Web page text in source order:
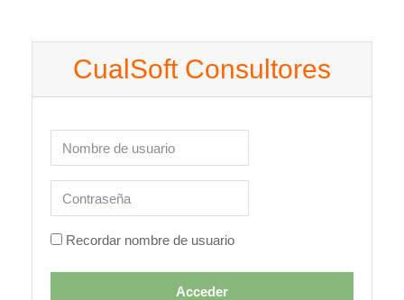
CualSoft Consultores
Recordar nombre de usuario
Acceder